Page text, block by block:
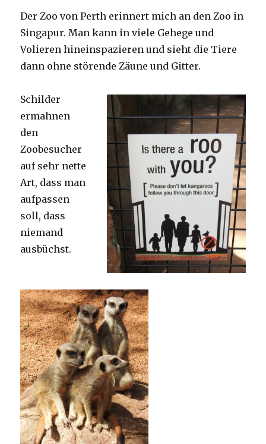
Perth
Der Zoo von Perth erinnert mich an den Zoo in
Singapur. Man kann in viele Gehege und
Volieren hineinspazieren und sieht die Tiere
dann ohne störende Zäune und Gitter.
Schilder
ermahnen
den
Zoobesucher
auf sehr nette
Art, dass man
aufpassen
soll, dass
niemand
ausbüchst.